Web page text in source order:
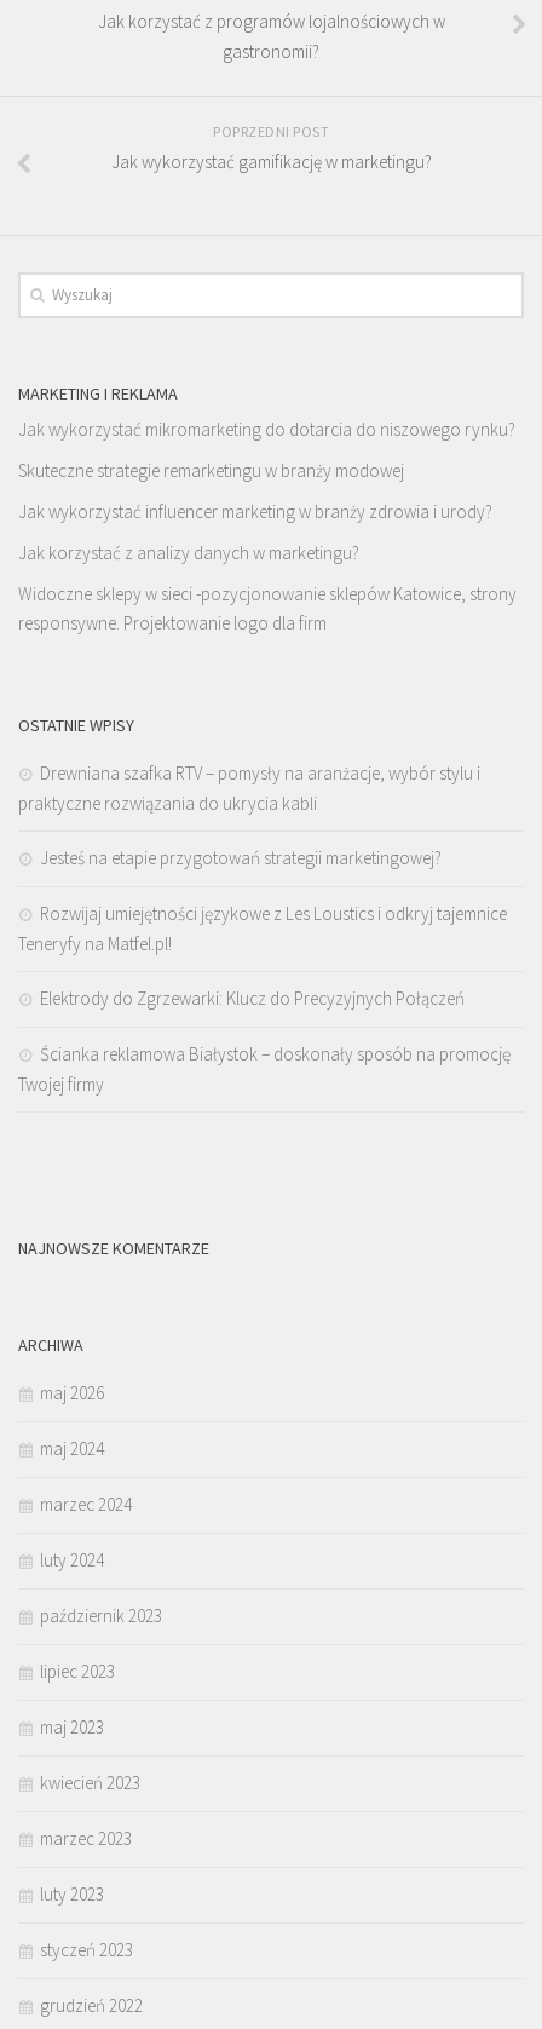
Jak korzystać z programów lojalnościowych w
gastronomii?
POPRZEDNI POST
Jak wykorzystać gamifikację w marketingu?
MARKETING I REKLAMA
Jak wykorzystać mikromarketing do dotarcia do niszowego rynku?
Skuteczne strategie remarketingu w branży modowej
Jak wykorzystać influencer marketing w branży zdrowia i urody?
Jak korzystać z analizy danych w marketingu?
Widoczne sklepy w sieci -pozycjonowanie sklepów Katowice, strony
responsywne. Projektowanie logo dla firm
OSTATNIE WPISY
Drewniana szafka RTV – pomysły na aranżacje, wybór stylu i
praktyczne rozwiązania do ukrycia kabli
Jesteś na etapie przygotowań strategii marketingowej?
Rozwijaj umiejętności językowe z Les Loustics i odkryj tajemnice
Teneryfy na Matfel.pl!
Elektrody do Zgrzewarki: Klucz do Precyzyjnych Połączeń
Ścianka reklamowa Białystok – doskonały sposób na promocję
Twojej firmy
NAJNOWSZE KOMENTARZE
ARCHIWA
maj 2026
maj 2024
marzec 2024
luty 2024
październik 2023
lipiec 2023
maj 2023
kwiecień 2023
marzec 2023
luty 2023
styczeń 2023
grudzień 2022